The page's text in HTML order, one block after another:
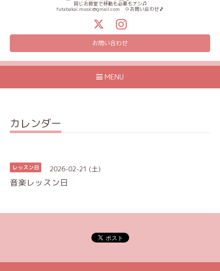
同じお教室で移動も必要もナシ♫
futabakai.music@gmail.com ⇦お問い合わせ🎵
お問い合わせ
MENU
カレンダー
レッスン日 2026-02-21 (土)
音楽レッスン日